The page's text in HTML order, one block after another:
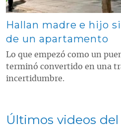
Hallan madre e hijo
de un apartamento
Lo que empezó como un
terminó convertido en una
incertidumbre.
Últimos videos del